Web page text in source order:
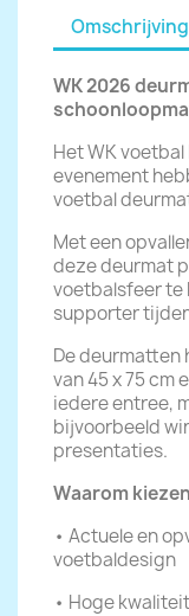
Omschrijving
WK 2026
Het WK
evenement
voetbal
Met een
deze deurmat
voetbalsfeer te
supporter
De
van 45 x 75 cm
iedere entree,
bijvoorbeeld
presentaties.
Waarom
• Actuele en
voetbaldesign
• Hoge